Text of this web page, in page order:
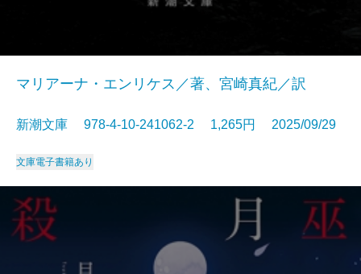
マリアーナ・エンリケス／著、宮崎真紀／訳
新潮文庫 978-4-10-241062-2 1,265円 2025/09/29
文庫電子書籍あり